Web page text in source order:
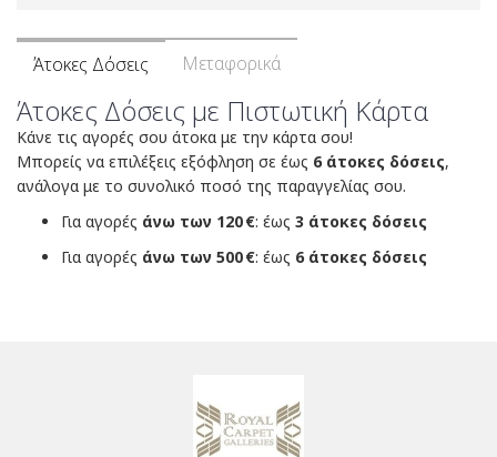
Άτοκες Δόσεις Μεταφορικά
Άτοκες Δόσεις με Πιστωτική Κάρτα
Κάνε τις αγορές σου άτοκα με την κάρτα σου!
Μπορείς να επιλέξεις εξόφληση σε έως 6 άτοκες δόσεις,
ανάλογα με το συνολικό ποσό της παραγγελίας σου.
Για αγορές άνω των 120 €: έως 3 άτοκες δόσεις
Για αγορές άνω των 500 €: έως 6 άτοκες δόσεις